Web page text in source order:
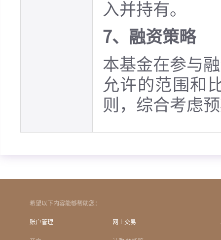
入并持有。
7、融资策略
本基金在参与
允许的范围和
则，综合考虑
希望以下内容能够帮助您：
账户管理 网上交易